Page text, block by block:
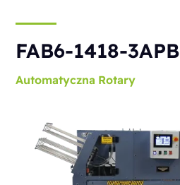
FAB6-1418-3APB
Automatyczna Rotary